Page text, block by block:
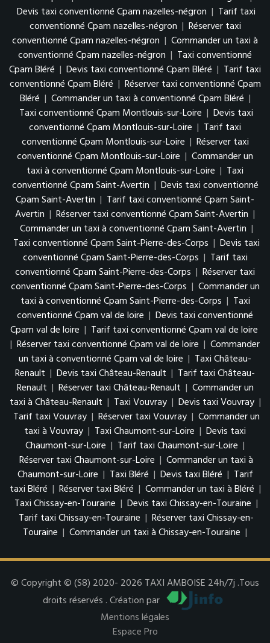
Devis taxi conventionné Cpam nazelles-négron | Tarif taxi
conventionné Cpam nazelles-négron | Réserver taxi
conventionné Cpam nazelles-négron | Commander un taxi à
conventionné Cpam nazelles-négron | Taxi conventionné
Cpam Bléré | Devis taxi conventionné Cpam Bléré | Tarif taxi
conventionné Cpam Bléré | Réserver taxi conventionné Cpam
Bléré | Commander un taxi à conventionné Cpam Bléré |
Taxi conventionné Cpam Montlouis-sur-Loire | Devis taxi
conventionné Cpam Montlouis-sur-Loire | Tarif taxi
conventionné Cpam Montlouis-sur-Loire | Réserver taxi
conventionné Cpam Montlouis-sur-Loire | Commander un
taxi à conventionné Cpam Montlouis-sur-Loire | Taxi
conventionné Cpam Saint-Avertin | Devis taxi conventionné
Cpam Saint-Avertin | Tarif taxi conventionné Cpam Saint-
Avertin | Réserver taxi conventionné Cpam Saint-Avertin |
Commander un taxi à conventionné Cpam Saint-Avertin |
Taxi conventionné Cpam Saint-Pierre-des-Corps | Devis taxi
conventionné Cpam Saint-Pierre-des-Corps | Tarif taxi
conventionné Cpam Saint-Pierre-des-Corps | Réserver taxi
conventionné Cpam Saint-Pierre-des-Corps | Commander un
taxi à conventionné Cpam Saint-Pierre-des-Corps | Taxi
conventionné Cpam val de loire | Devis taxi conventionné
Cpam val de loire | Tarif taxi conventionné Cpam val de loire
| Réserver taxi conventionné Cpam val de loire | Commander
un taxi à conventionné Cpam val de loire | Taxi Château-
Renault | Devis taxi Château-Renault | Tarif taxi Château-
Renault | Réserver taxi Château-Renault | Commander un
taxi à Château-Renault | Taxi Vouvray | Devis taxi Vouvray |
Tarif taxi Vouvray | Réserver taxi Vouvray | Commander un
taxi à Vouvray | Taxi Chaumont-sur-Loire | Devis taxi
Chaumont-sur-Loire | Tarif taxi Chaumont-sur-Loire |
Réserver taxi Chaumont-sur-Loire | Commander un taxi à
Chaumont-sur-Loire | Taxi Bléré | Devis taxi Bléré | Tarif
taxi Bléré | Réserver taxi Bléré | Commander un taxi à Bléré |
Taxi Chissay-en-Touraine | Devis taxi Chissay-en-Touraine |
Tarif taxi Chissay-en-Touraine | Réserver taxi Chissay-en-
Touraine | Commander un taxi à Chissay-en-Touraine |
© Copyright © (S8) 2020- 2026 TAXI AMBOISE 24h/7j .Tous
droits réservés . Création par
Mentions légales
Espace Pro